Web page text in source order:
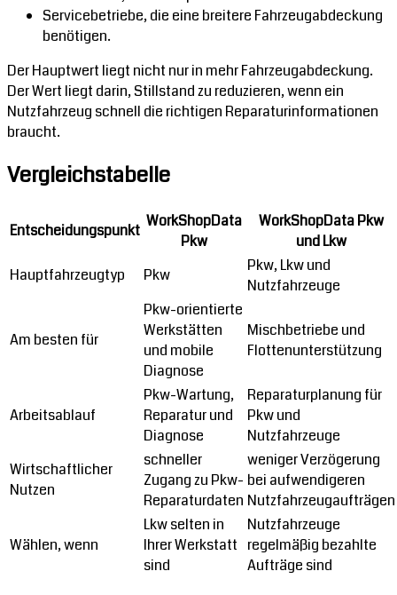
Servicebetriebe, die eine breitere Fahrzeugabdeckung
benötigen.
Der Hauptwert liegt nicht nur in mehr Fahrzeugabdeckung.
Der Wert liegt darin, Stillstand zu reduzieren, wenn ein
Nutzfahrzeug schnell die richtigen Reparaturinformationen
braucht.
Vergleichstabelle
Entscheidungspunkt WorkShopData
Pkw
WorkShopData Pkw
und Lkw
Hauptfahrzeugtyp
Pkw
Pkw, Lkw und
Nutzfahrzeuge
Am besten für
Pkw-orientierte
Werkstätten
und mobile
Diagnose
Mischbetriebe und
Flottenunterstützung
Arbeitsablauf
Pkw-Wartung,
Reparatur und
Diagnose
Reparaturplanung für
Pkw und
Nutzfahrzeuge
Wirtschaftlicher
Nutzen
schneller
Zugang zu Pkw-
Reparaturdaten
weniger Verzögerung
bei aufwendigeren
Nutzfahrzeugaufträgen
Wählen, wenn
Lkw selten in
Ihrer Werkstatt
sind
Nutzfahrzeuge
regelmäßig bezahlte
Aufträge sind